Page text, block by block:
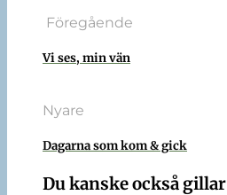
Föregående
Vi ses, min vän
Nyare
Dagarna som kom & gick
Du kanske också gillar